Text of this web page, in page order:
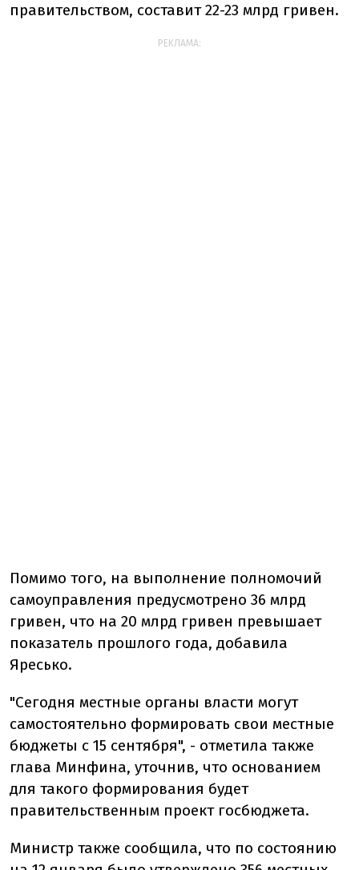
правительством, составит 22-23 млрд гривен.
РЕКЛАМА:
Помимо того, на выполнение полномочий
самоуправления предусмотрено 36 млрд
гривен, что на 20 млрд гривен превышает
показатель прошлого года, добавила
Яресько.
"Сегодня местные органы власти могут
самостоятельно формировать свои местные
бюджеты с 15 сентября", - отметила также
глава Минфина, уточнив, что основанием
для такого формирования будет
правительственным проект госбюджета.
Министр также сообщила, что по состоянию